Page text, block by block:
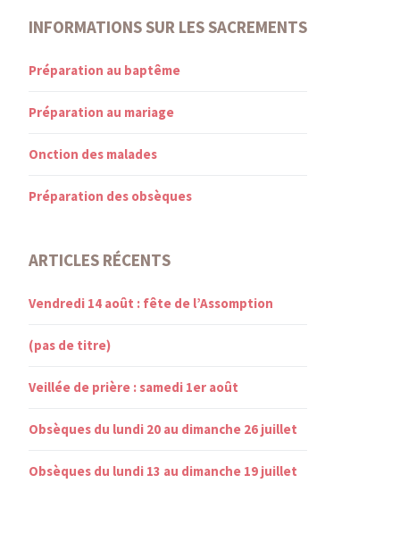
INFORMATIONS SUR LES SACREMENTS
Préparation au baptême
Préparation au mariage
Onction des malades
Préparation des obsèques
ARTICLES RÉCENTS
Vendredi 14 août : fête de l’Assomption
(pas de titre)
Veillée de prière : samedi 1er août
Obsèques du lundi 20 au dimanche 26 juillet
Obsèques du lundi 13 au dimanche 19 juillet